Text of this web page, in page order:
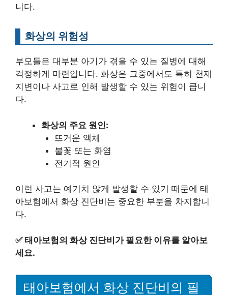
니다.
화상의 위험성
부모들은 대부분 아기가 겪을 수 있는 질병에 대해
걱정하게 마련입니다. 화상은 그중에서도 특히 천재
지변이나 사고로 인해 발생할 수 있는 위험이 큽니
다.
화상의 주요 원인:
뜨거운 액체
불꽃 또는 화염
전기적 원인
이런 사고는 예기치 않게 발생할 수 있기 때문에 태
아보험에서 화상 진단비는 중요한 부분을 차지합니
다.
✅태아보험의 화상 진단비가 필요한 이유를 알아보
세요.
태아보험에서 화상 진단비의 필